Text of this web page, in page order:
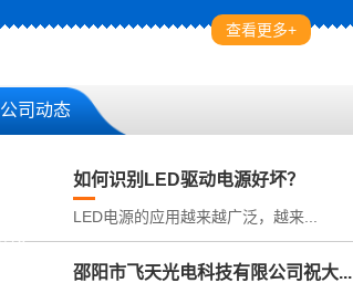
查看更多+
公司动态
如何识别LED驱动电源好坏？
LED电源的应用越来越广泛，越来...
邵阳市飞天光电科技有限公司祝大...